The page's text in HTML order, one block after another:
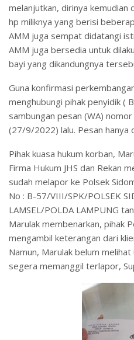
melanjutkan, dirinya kemudian
hp miliknya yang berisi
AMM juga sempat didatangi
AMM juga bersedia untuk
bayi yang dikandungnya
Guna konfirmasi
menghubungi pihak penyidik (
sambungan pesan (WA)
(27/9/2022) lalu. Pesan hanya
Pihak kuasa hukum korban,
Firma Hukum JHS dan Rekan
sudah melapor ke Polsek
No : B-57/VIII/SPK/POLSEK
LAMSEL/POLDA LAMPUNG
Marulak membenarkan, pihak
mengambil keterangan dari
Namun, Marulak belum
segera memanggil terlapor,